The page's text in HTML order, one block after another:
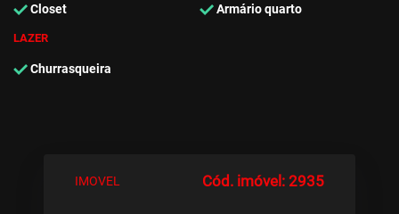
Closet Armário quarto
LAZER
Churrasqueira
IMOVEL Cód. imóvel: 2935